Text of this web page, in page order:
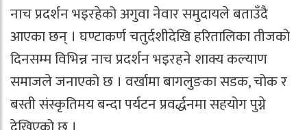
नाच प्रदर्शन भइरहेको अगुवा नेवार समुदायले बताउँदै
आएका छन् । घण्टाकर्ण चतुर्दशीदेखि हरितालिका तीजको
दिनसम्म विभिन्न नाच प्रदर्शन भइरहने शाक्य कल्याण
समाजले जनाएको छ । वर्खामा बागलुङका सडक, चोक र
बस्ती संस्कृतिमय बन्दा पर्यटन प्रवर्द्धनमा सहयोग पुग्ने